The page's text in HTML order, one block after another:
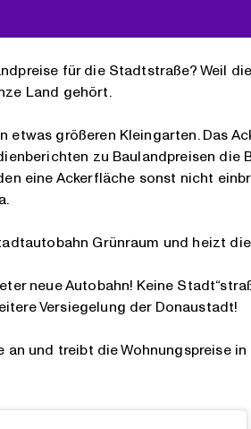
für die Stadtstraße? Weil
Land gehört.
etwas größeren Kleingarten. Das
zu Baulandpreisen die
eine Ackerfläche sonst nicht
Grünraum und heizt
neue Autobahn! Keine
Versiegelung der Donaustadt!
und treibt die Wohnungspreise